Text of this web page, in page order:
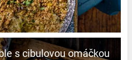
s cibulovou omáčkou